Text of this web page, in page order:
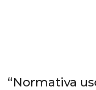
“Normativa